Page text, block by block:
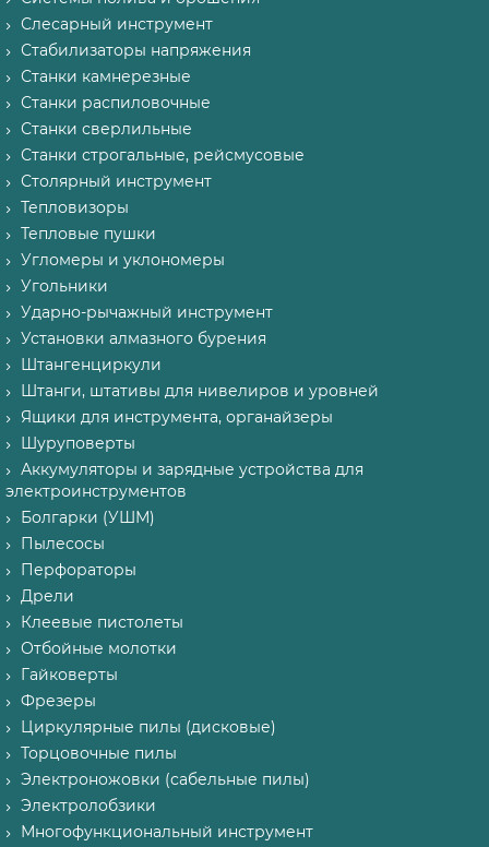
Слесарный инструмент
Стабилизаторы напряжения
Станки камнерезные
Станки распиловочные
Станки сверлильные
Станки строгальные, рейсмусовые
Столярный инструмент
Тепловизоры
Тепловые пушки
Угломеры и уклономеры
Угольники
Ударно-рычажный инструмент
Установки алмазного бурения
Штангенциркули
Штанги, штативы для нивелиров и уровней
Ящики для инструмента, органайзеры
Шуруповерты
Аккумуляторы и зарядные устройства для
электроинструментов
Болгарки (УШМ)
Пылесосы
Перфораторы
Дрели
Клеевые пистолеты
Отбойные молотки
Гайковерты
Фрезеры
Циркулярные пилы (дисковые)
Торцовочные пилы
Электроножовки (сабельные пилы)
Электролобзики
Многофункциональный инструмент